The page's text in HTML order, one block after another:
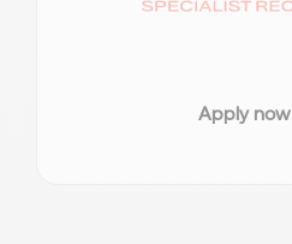
Apply now